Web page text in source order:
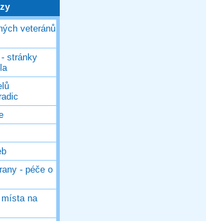
veteránů
stránky
- péče o
na